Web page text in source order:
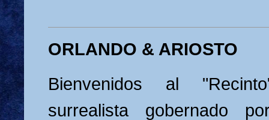
ORLANDO & ARIOSTO
Bienvenidos al
surrealista gobernado